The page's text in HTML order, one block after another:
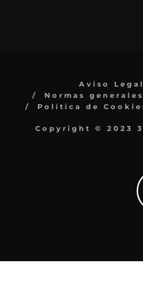
Aviso
Normas
Política de
Copyright © 2023